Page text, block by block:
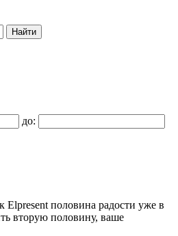
до:
Elpresent половина радости уже в
вторую половину, ваше